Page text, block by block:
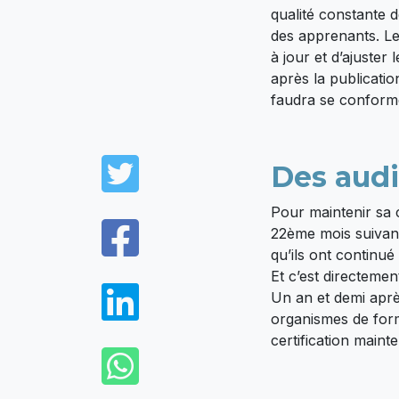
Twitter
Facebook
LinkedIn
WhatsApp
qualité constante
des apprenants.
à jour et d’ajuster
après la
faudra se
Des
Pour maintenir sa
22ème mois
qu’ils ont
Et c’est
Un an et demi
organismes de
certification